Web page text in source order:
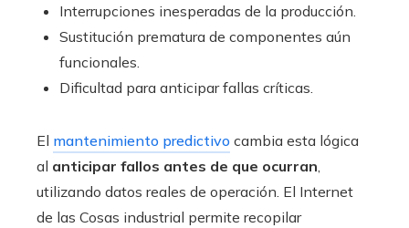
Interrupciones inesperadas de la producción.
Sustitución prematura de componentes aún
funcionales.
Dificultad para anticipar fallas críticas.
El mantenimiento predictivo cambia esta lógica
al anticipar fallos antes de que ocurran,
utilizando datos reales de operación. El Internet
de las Cosas industrial permite recopilar